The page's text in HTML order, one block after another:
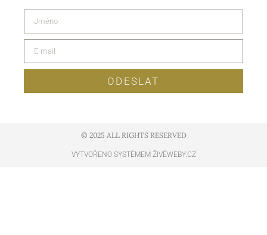
ODESLAT
© 2025 ALL RIGHTS RESERVED​
VYTVOŘENO SYSTÉMEM ŽIVÉWEBY.CZ